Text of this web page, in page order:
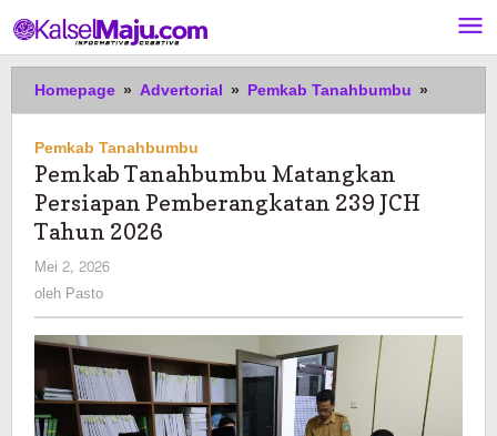
ke
konten
Homepage » Advertorial » Pemkab Tanahbumbu »
Pemkab Tanahbumbu
Pemkab Tanahbumbu Matangkan
Persiapan Pemberangkatan 239 JCH
Tahun 2026
Mei 2, 2026
oleh Pasto